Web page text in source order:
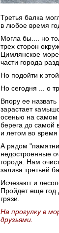
Третья балка
в любое время
Могла бы.... но
трех сторон
Цимлянское
части города
Но подойти к
Но сегодня ... о
Впору ее
зарастает
осенью на самом
берега до самой
и летом во время
А рядом
недостроенные
города. Нам
залива третьей
Исчезают и
Пройдет еще год
грязи.
На прогулку в
друзьями.